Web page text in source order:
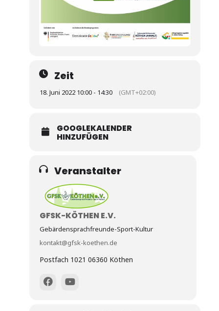
Zeit
18. Juni 2022 10:00 - 14:30 (GMT+02:00)
GOOGLEKALENDER
HINZUFÜGEN
Veranstalter
GFSK-KÖTHEN E.V.
Gebärdensprachfreunde-Sport-Kultur
kontakt@gfsk-koethen.de
Postfach 1021 06360 Köthen